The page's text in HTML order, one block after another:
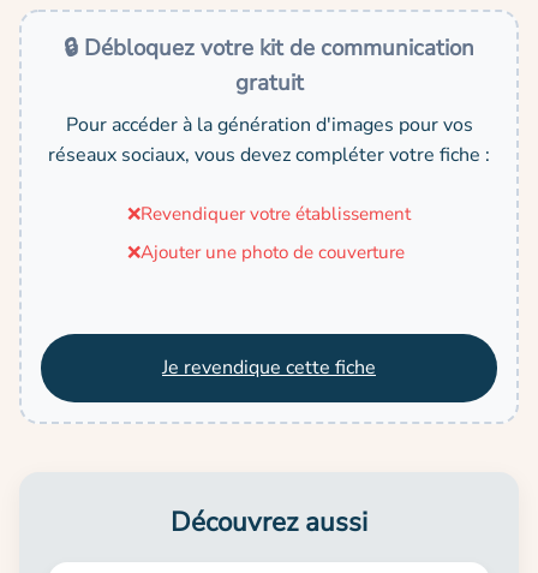
🔒 Débloquez votre kit de communication
gratuit
Pour accéder à la génération d'images pour vos
réseaux sociaux, vous devez compléter votre fiche :
❌Revendiquer votre établissement
❌Ajouter une photo de couverture
Je revendique cette fiche
Découvrez aussi